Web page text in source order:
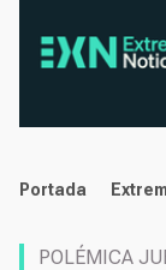
noticias
Portada
POLÉMICA